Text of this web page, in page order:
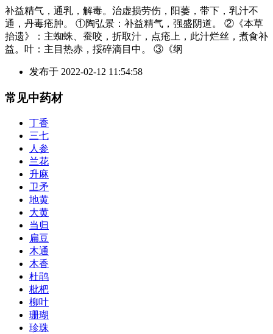
补益精气，通乳，解毒。治虚损劳伤，阳萎，带下，乳汁不
通，丹毒疮肿。 ①陶弘景：补益精气，强盛阴道。 ②《本草
抬遗》：主蜘蛛、蚕咬，折取汁，点疮上，此汁烂丝，煮食补
益。叶：主目热赤，挼碎滴目中。 ③《纲
发布于 2022-02-12 11:54:58
常见中药材
丁香
三七
人参
兰花
升麻
卫矛
地黄
大黄
当归
扁豆
木通
木香
杜鹃
枇杷
柳叶
珊瑚
珍珠